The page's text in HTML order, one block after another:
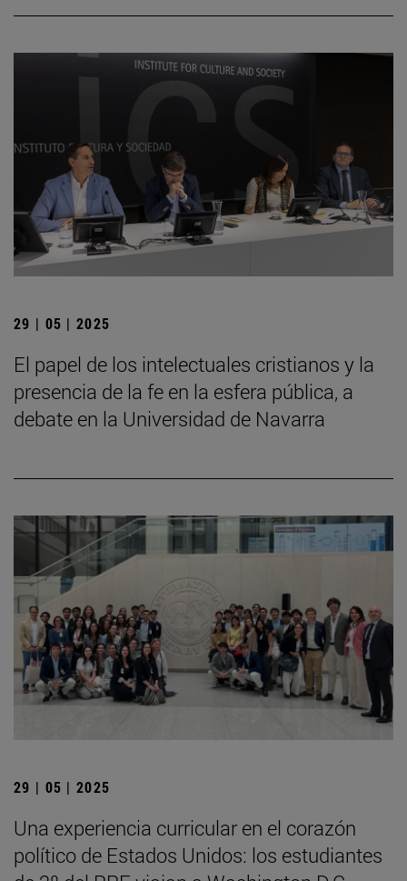
29 | 05 | 2025
El papel de los intelectuales cristianos y la
presencia de la fe en la esfera pública, a
debate en la Universidad de Navarra
29 | 05 | 2025
Una experiencia curricular en el corazón
político de Estados Unidos: los estudiantes